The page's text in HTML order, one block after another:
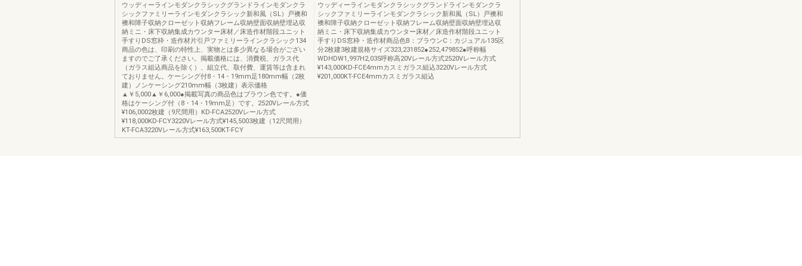
ウッディーラインモダンクラシックグランドラインモダンクラ
シックファミリーラインモダンクラシック新和風（SL）戸襖和
襖和障子収納クローゼット収納フレーム収納壁面収納壁埋込収
納ミニ・床下収納集成カウンター床材／床造作材階段ユニット
手すりDS窓枠・造作材片引戸ファミリーラインクラシック134
商品の色は、印刷の特性上、実物とは多少異なる場合がござい
ますのでご了承ください。掲載価格には、消費税、ガラス代
（ガラス組込商品を除く）、組立代、取付費、運賃等は含まれ
ておりません。ケーシング付8・14・19mm足180mm幅（2枚
建）ノンケーシング210mm幅（3枚建）表示価格
▲￥5,000▲￥6,000●掲載写真の商品色はブラウン色です。●価
格はケーシング付（8・14・19mm足）です。2520Vレール方式
¥106,0002枚建（9尺間用）KD-FCA2520Vレール方式
¥118,000KD-FCY3220Vレール方式¥145,5003枚建（12尺間用）
KT-FCA3220Vレール方式¥163,500KT-FCY
ウッディーラインモダンクラシックグランドラインモダンクラ
シックファミリーラインモダンクラシック新和風（SL）戸襖和
襖和障子収納クローゼット収納フレーム収納壁面収納壁埋込収
納ミニ・床下収納集成カウンター床材／床造作材階段ユニット
手すりDS窓枠・造作材商品色B：ブラウンC：カジュアル135区
分2枚建3枚建規格サイズ323,231852●252,479852●呼称幅
WDHDW1,997H2,035呼称高20Vレール方式2520Vレール方式
¥143,000KD-FCE4mmカスミガラス組込3220Vレール方式
¥201,000KT-FCE4mmカスミガラス組込